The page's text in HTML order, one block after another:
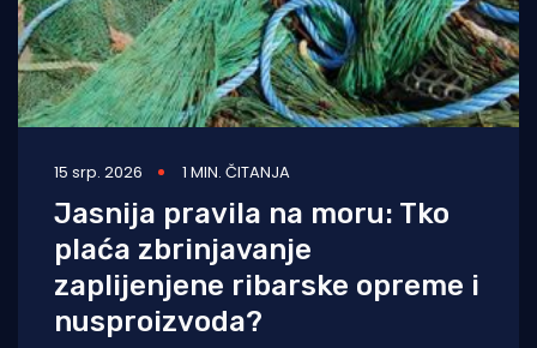
15 srp. 2026 1 MIN. ČITANJA
Jasnija pravila na moru: Tko
plaća zbrinjavanje
zaplijenjene ribarske opreme i
nusproizvoda?